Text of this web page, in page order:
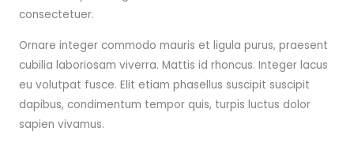
consectetuer.
Ornare integer commodo mauris et ligula purus, praesent
cubilia laboriosam viverra. Mattis id rhoncus. Integer lacus
eu volutpat fusce. Elit etiam phasellus suscipit suscipit
dapibus, condimentum tempor quis, turpis luctus dolor
sapien vivamus.